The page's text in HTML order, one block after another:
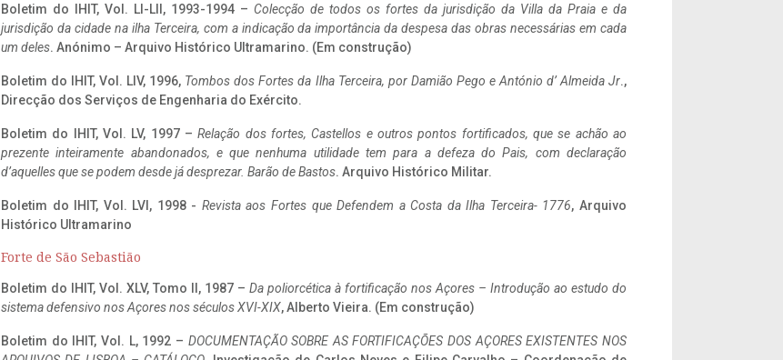
Boletim do IHIT, Vol. LI-LII, 1993-1994 – Colecção de todos os fortes da jurisdição da Villa da Praia e da
jurisdição da cidade na ilha Terceira, com a indicação da importância da despesa das obras necessárias em cada
um deles. Anónimo – Arquivo Histórico Ultramarino. (Em construção)
Boletim do IHIT, Vol. LIV, 1996, Tombos dos Fortes da Ilha Terceira, por Damião Pego e António d’ Almeida Jr.,
Direcção dos Serviços de Engenharia do Exército.
Boletim do IHIT, Vol. LV, 1997 –Relação dos fortes, Castellos e outros pontos fortificados, que se achão ao
prezente inteiramente abandonados, e que nenhuma utilidade tem para a defeza do Pais, com declaração
d’aquelles que se podem desde já desprezar. Barão de Bastos. Arquivo Histórico Militar.
Boletim do IHIT, Vol. LVI, 1998 - Revista aos Fortes que Defendem a Costa da Ilha Terceira- 1776, Arquivo
Histórico Ultramarino
Forte de São Sebastião
Boletim do IHIT, Vol. XLV, Tomo II, 1987 – Da poliorcética à fortificação nos Açores – Introdução ao estudo do
sistema defensivo nos Açores nos séculos XVI-XIX, Alberto Vieira. (Em construção)
Boletim do IHIT, Vol. L, 1992 – DOCUMENTAÇÃO SOBRE AS FORTIFICAÇÕES DOS AÇORES EXISTENTES NOS